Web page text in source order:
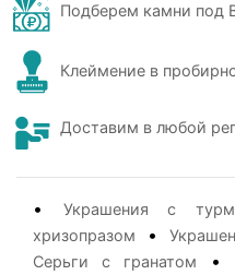
Подберем камни под
Клеймение в
Доставим в любой
• Украшения с
хризопразом
•
Серьги с гранатом •